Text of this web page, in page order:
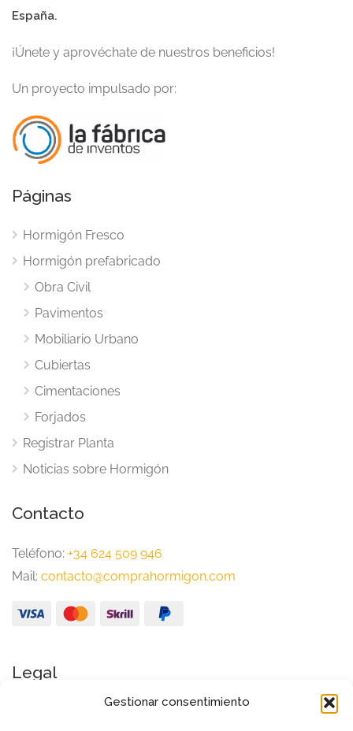
Gestionar consentimiento
España.
¡Únete y aprovéchate de nuestros beneficios!
Un proyecto impulsado por:
Páginas
Hormigón Fresco
Hormigón prefabricado
Obra Civil
Pavimentos
Mobiliario Urbano
Cubiertas
Cimentaciones
Forjados
Registrar Planta
Noticias sobre Hormigón
Contacto
Teléfono: +34 624 509 946
Mail: contacto@comprahormigon.com
Legal